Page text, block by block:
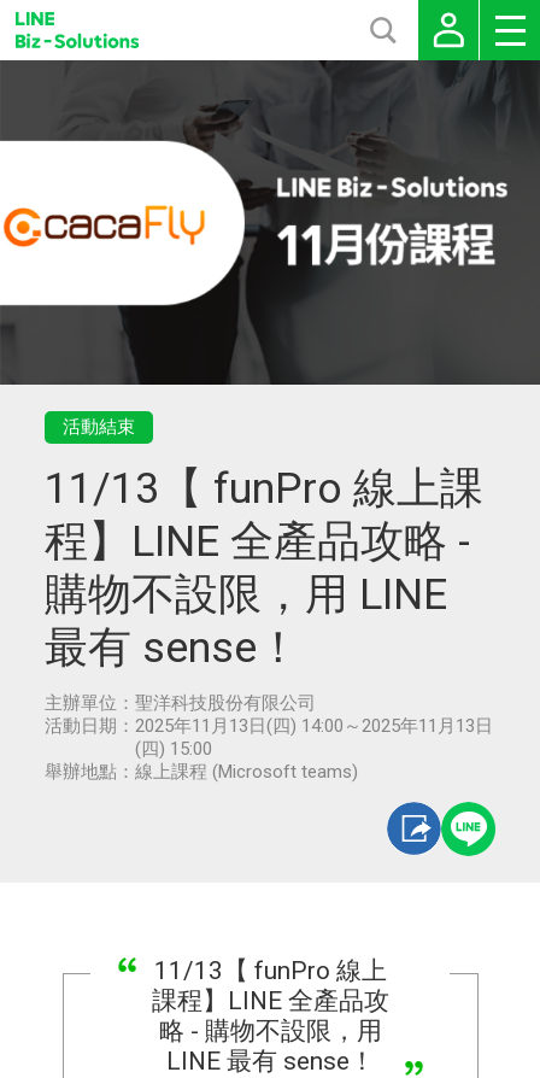
活動結束
11/13【 funPro 線上課
程】LINE 全產品攻略 -
購物不設限，用 LINE
最有 sense！
主辦單位： 聖洋科技股份有限公司
活動日期： 2025年11月13日(四) 14:00～2025年11月13日
(四) 15:00
舉辦地點： 線上課程 (Microsoft teams)
11/13【 funPro 線上
課程】LINE 全產品攻
略 - 購物不設限，用
LINE 最有 sense！